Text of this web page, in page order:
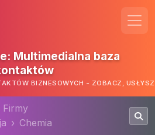
Multimedialna baza
BIZNESOWYCH - ZOBACZ,
Firmy
Chemia